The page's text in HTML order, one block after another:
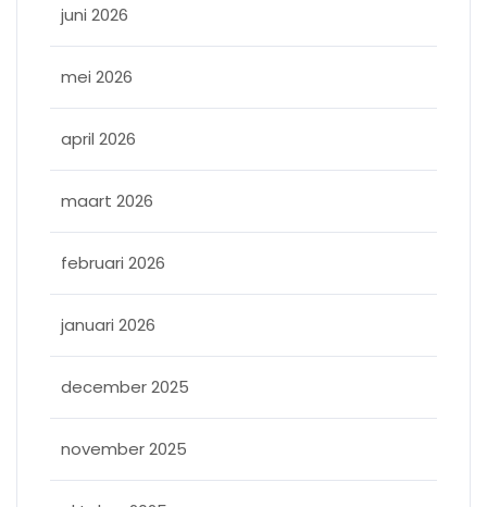
juni 2026
mei 2026
april 2026
maart 2026
februari 2026
januari 2026
december 2025
november 2025